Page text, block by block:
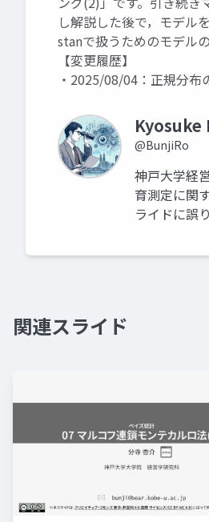
し解説した後で，モデル
stanで扱うためのモデル
【変更履歴】
・2025/08/04：正規分
Kyosuke
@BunjiRo
神戸大学経
育測定に関
ライドに誤
関連スライド